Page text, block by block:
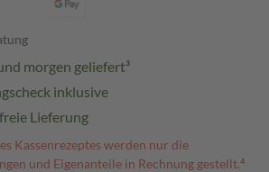
morgen geliefert³
inklusive
Lieferung
Kassenrezeptes werden nur die
und Eigenanteile in Rechnung gestellt.⁴